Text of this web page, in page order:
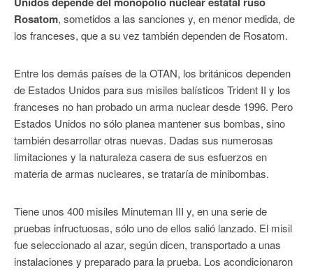
Rosatom, sometidos a las sanciones y, en menor medida, de
los franceses, que a su vez también dependen de Rosatom.
Entre los demás países de la OTAN, los británicos dependen
de Estados Unidos para sus misiles balísticos Trident II y los
franceses no han probado un arma nuclear desde 1996. Pero
Estados Unidos no sólo planea mantener sus bombas, sino
también desarrollar otras nuevas. Dadas sus numerosas
limitaciones y la naturaleza casera de sus esfuerzos en
materia de armas nucleares, se trataría de minibombas.
Tiene unos 400 misiles Minuteman III y, en una serie de
pruebas infructuosas, sólo uno de ellos salió lanzado. El misil
fue seleccionado al azar, según dicen, transportado a unas
instalaciones y preparado para la prueba. Los acondicionaron